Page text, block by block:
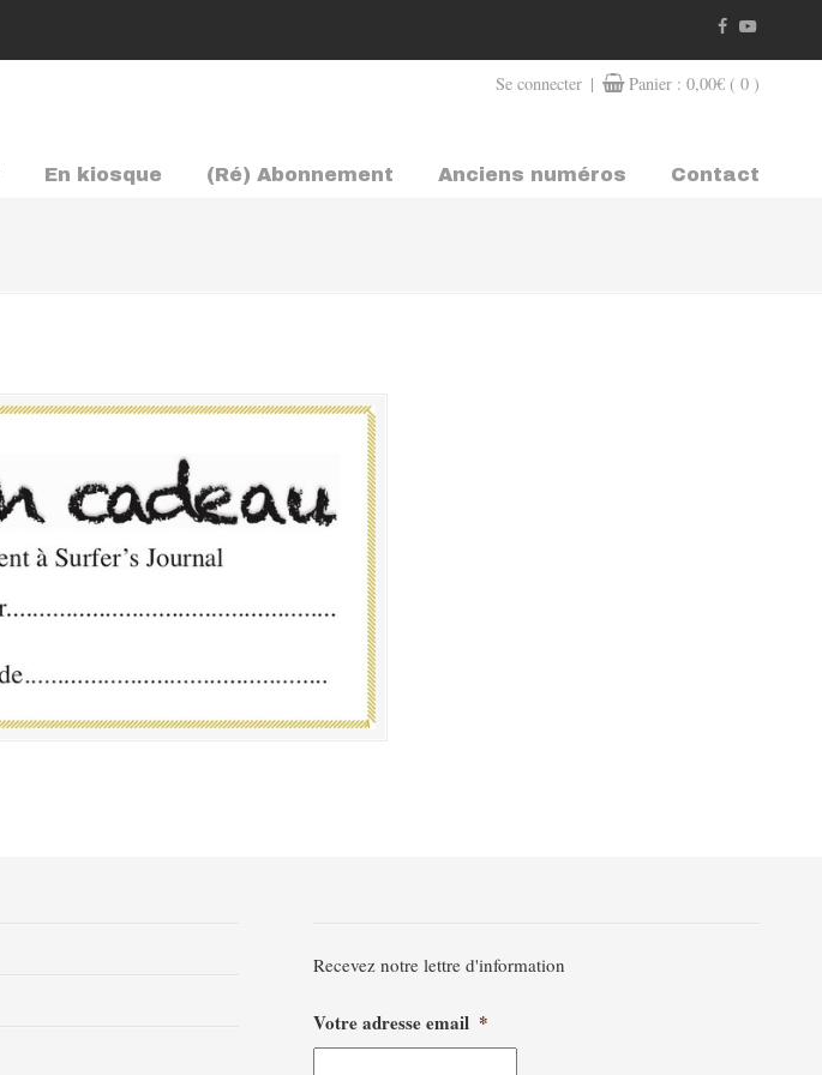
Se connecter | Panier : 0,00€ ( 0 )
En kiosque (Ré) Abonnement Anciens numéros Contact
Recevez notre lettre d'information
Votre adresse email *